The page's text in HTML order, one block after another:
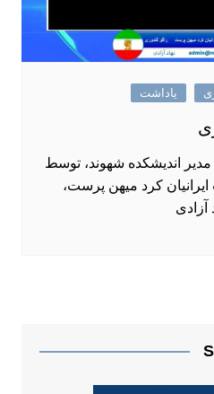
یاداشت
اندیشکده شهوند، توسط
ایرانیان کرد میهن پرست،
آزادی